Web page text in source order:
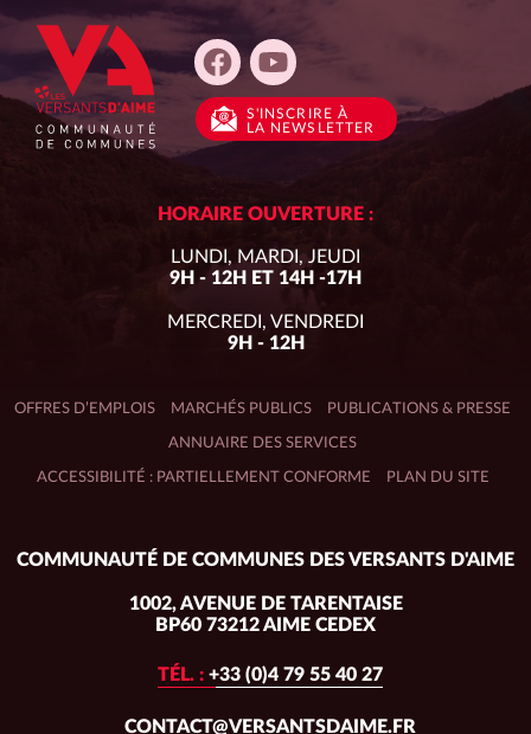
HORAIRE OUVERTURE :
LUNDI, MARDI, JEUDI
9H - 12H ET 14H -17H
MERCREDI, VENDREDI
9H - 12H
OFFRES D’EMPLOIS MARCHÉS PUBLICS PUBLICATIONS & PRESSE
ANNUAIRE DES SERVICES
ACCESSIBILITÉ : PARTIELLEMENT CONFORME PLAN DU SITE
S'INSCRIRE À
LA NEWSLETTER
Adresse
COMMUNAUTÉ DE COMMUNES DES VERSANTS D'AIME
1002, AVENUE DE TARENTAISE
BP60 73212 AIME CEDEX
TÉL. :+33 (0)4 79 55 40 27
CONTACT@VERSANTSDAIME.FR